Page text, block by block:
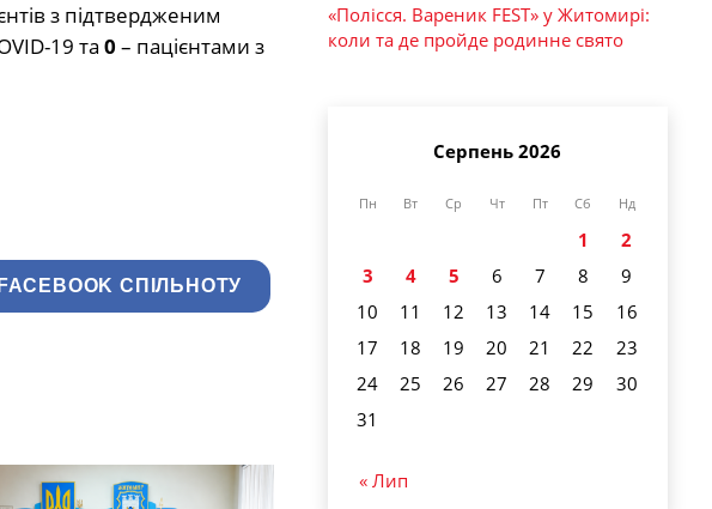
з підтвердженим
19 та 0 – пацієнтами з
СПІЛЬНОТУ
«Полісся. Вареник FEST» у Житомирі:
коли та де пройде родинне свято
Серпень 2026
Пн Вт Ср Чт Пт Сб Нд
1
2
3
4 5 6 7 8
9
10
11 12 13 14 15
16
17
18 19 20 21 22
23
24
25 26 27 28 29
30
31
« Лип